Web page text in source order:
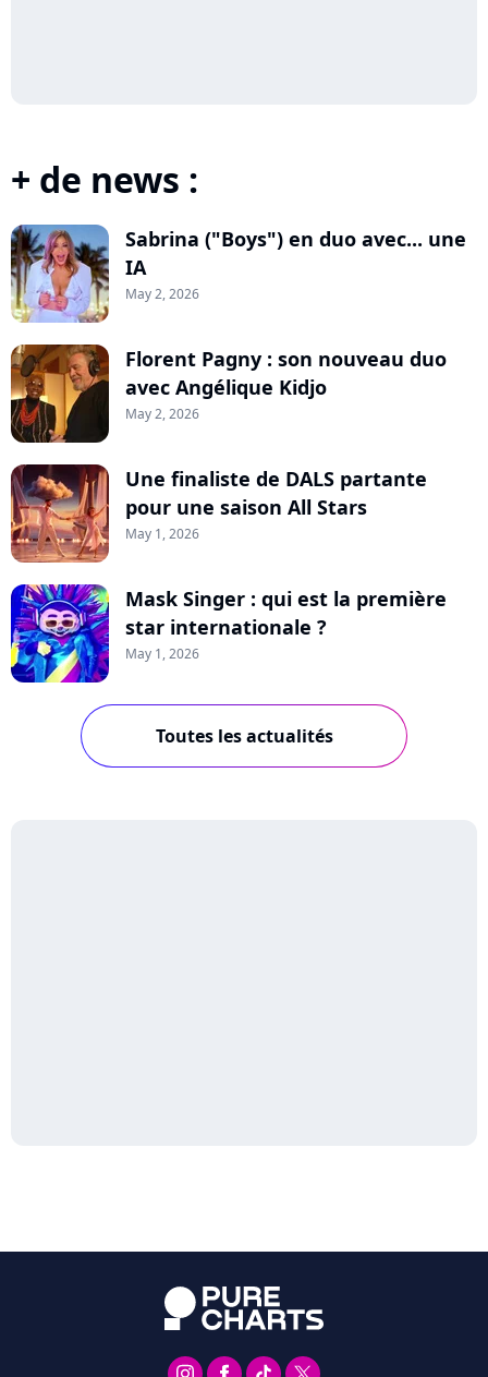
+ de news :
Sabrina ("Boys") en duo avec... une
IA
May 2, 2026
Florent Pagny : son nouveau duo
avec Angélique Kidjo
May 2, 2026
Une finaliste de DALS partante
pour une saison All Stars
May 1, 2026
Mask Singer : qui est la première
star internationale ?
May 1, 2026
Toutes les actualités